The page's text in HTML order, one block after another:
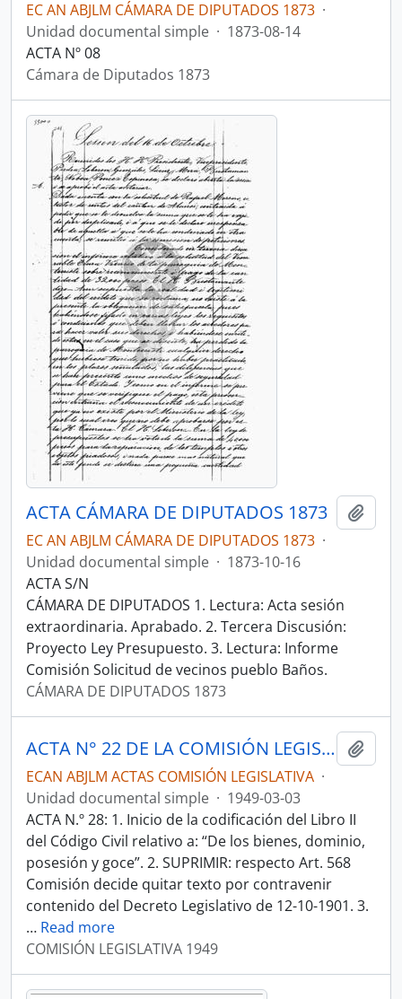
EC AN ABJLM CÁMARA DE DIPUTADOS 1873 ·
Unidad documental simple · 1873-08-14
ACTA Nº 08
Cámara de Diputados 1873
ACTA CÁMARA DE DIPUTADOS 1873
EC AN ABJLM CÁMARA DE DIPUTADOS 1873 ·
Unidad documental simple · 1873-10-16
ACTA S/N
CÁMARA DE DIPUTADOS 1. Lectura: Acta sesión
extraordinaria. Aprabado. 2. Tercera Discusión:
Proyecto Ley Presupuesto. 3. Lectura: Informe
Comisión Solicitud de vecinos pueblo Baños.
CÁMARA DE DIPUTADOS 1873
ACTA N° 22 DE LA COMISIÓN LEGISLATIVA PERMANENTE DE 1949-03-03
ECAN ABJLM ACTAS COMISIÓN LEGISLATIVA ·
Unidad documental simple · 1949-03-03
ACTA N.º 28: 1. Inicio de la codificación del Libro II
del Código Civil relativo a: “De los bienes, dominio,
posesión y goce”. 2. SUPRIMIR: respecto Art. 568
Comisión decide quitar texto por contravenir
contenido del Decreto Legislativo de 12-10-1901. 3.
… Read more
COMISIÓN LEGISLATIVA 1949